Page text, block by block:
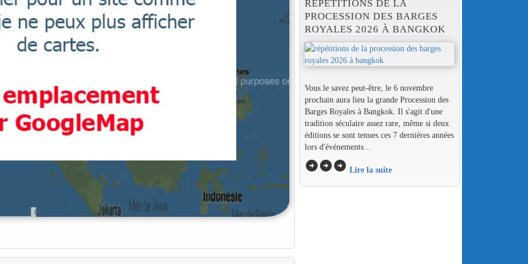
RÉPÉTITIONS DE LA
PROCESSION DES BARGES
ROYALES 2026 À BANGKOK
Vous le savez peut-être, le 6 novembre
prochain aura lieu la grande Procession des
Barges Royales à Bangkok. Il s'agit d'une
tradition séculaire assez rare, même si deux
éditions se sont tenues ces 7 dernières années
lors d'événements...
arrow_circle_rightarrow_circle_rightarrow_circle_right Lire la suite